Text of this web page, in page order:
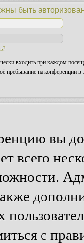
быть
входить при каждом
пребывание на конференции в
вы
всего
с